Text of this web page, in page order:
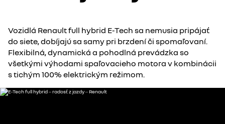
Vozidlá Renault full hybrid E-Tech sa nemusia pripájať
do siete, dobíjajú sa samy pri brzdení či spomaľovaní.
Flexibilná, dynamická a pohodlná prevádzka so
všetkými výhodami spaľovacieho motora v kombinácii
s tichým 100% elektrickým režimom.